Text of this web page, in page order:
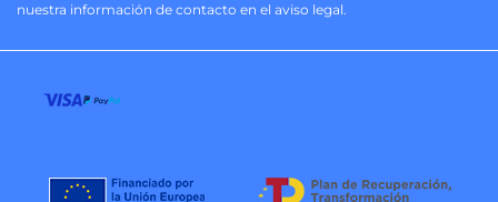
nuestra información de contacto en el aviso legal.